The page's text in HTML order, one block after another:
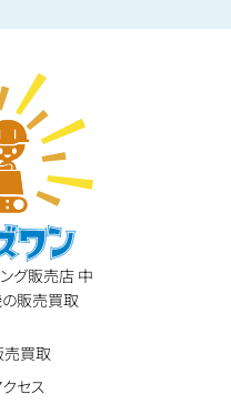
ング販売店 中
販売買取
売買取
セス